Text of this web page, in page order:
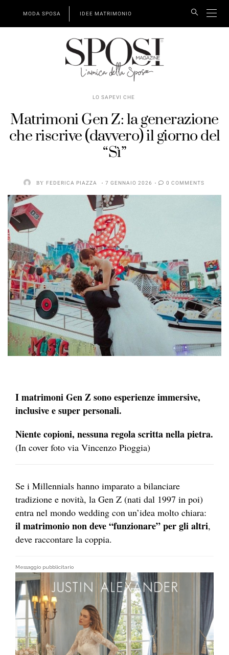
MODA SPOSA IDEE MATRIMONIO
LO SAPEVI CHE
Matrimoni Gen Z: la generazione
che riscrive (davvero) il giorno del
“Sì”
BY FEDERICA PIAZZA 7 GENNAIO 2026 0 COMMENTS
I matrimoni Gen Z sono esperienze immersive,
inclusive e super personali.
Niente copioni, nessuna regola scritta nella pietra.
(In cover foto via Vincenzo Pioggia)
Se i Millennials hanno imparato a bilanciare
tradizione e novità, la Gen Z (nati dal 1997 in poi)
entra nel mondo wedding con un’idea molto chiara:
il matrimonio non deve “funzionare” per gli altri,
deve raccontare la coppia.
Messaggio pubblicitario